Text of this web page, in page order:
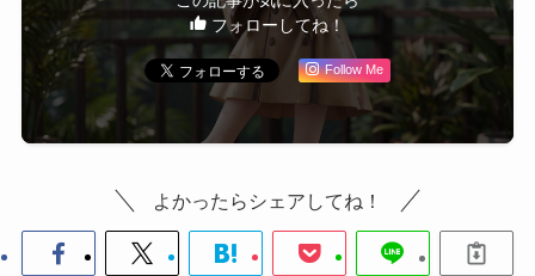
フォローしてね！
Follow Me
よかったらシェアしてね！